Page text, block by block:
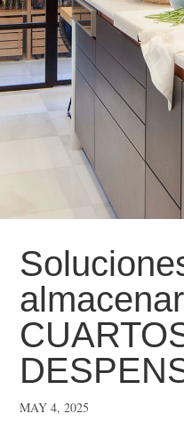
MAY 4, 2025